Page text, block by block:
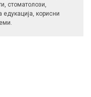
стоматолози,
едукација, корисни